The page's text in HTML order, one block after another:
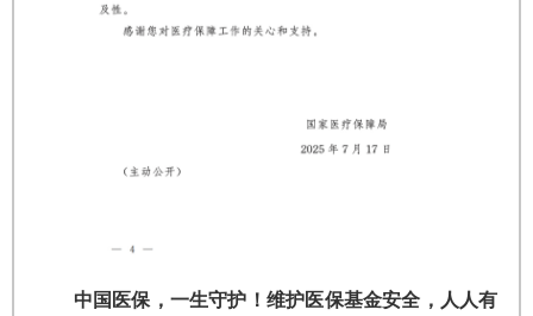
中国医保，一生守护！维护医保基金安全，人人有